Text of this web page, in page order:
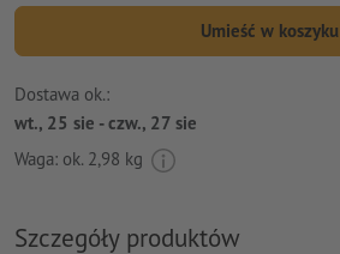
Umieść w koszyku
Dostawa ok.:
wt., 25 sie - czw., 27 sie
Waga: ok. 2,98 kg
Szczegóły produktów